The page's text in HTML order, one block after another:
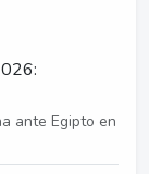
ante Egipto en